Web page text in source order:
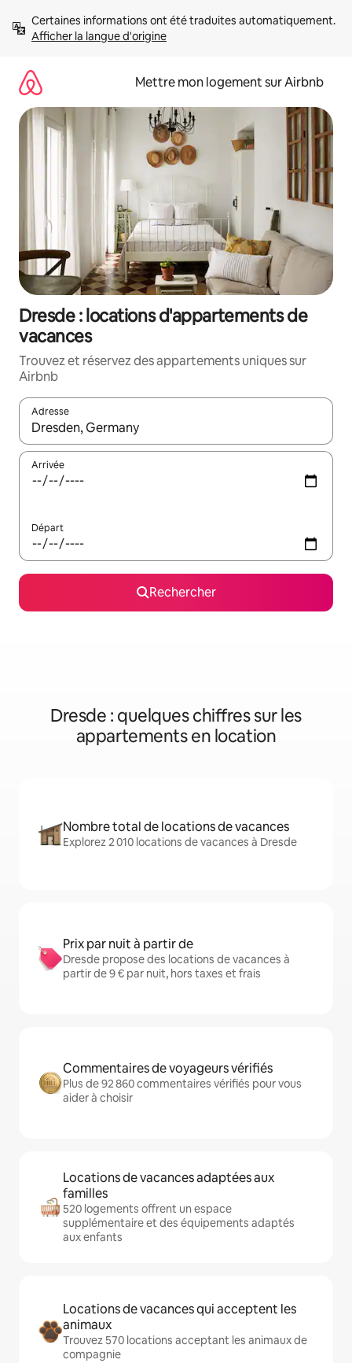
directement
Afficher la langue d'origine
Mettre mon logement sur Airbnb
Dresde : locations d'appartements de
vacances
Trouvez et réservez des appartements uniques sur
Airbnb
Adresse
Lorsque les résultats s'affichent, utilisez les flèches vers le
Arrivée
Départ
Rechercher
Dresde : quelques chiffres sur les
appartements en location
Nombre total de locations de vacances
Explorez 2 010 locations de vacances à Dresde
Prix par nuit à partir de
Dresde propose des locations de vacances à
partir de 9 € par nuit, hors taxes et frais
Commentaires de voyageurs vérifiés
Plus de 92 860 commentaires vérifiés pour vous
aider à choisir
Locations de vacances adaptées aux
familles
520 logements offrent un espace
supplémentaire et des équipements adaptés
aux enfants
Locations de vacances qui acceptent les
animaux
Trouvez 570 locations acceptant les animaux de
compagnie